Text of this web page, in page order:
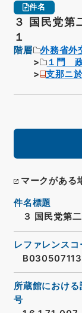
件名
３ 国民党第
１
階層 外務省外
１門
支那ニ
マークがある
件名標題
３ 国民党第
レファレンスコ
所蔵館における
号